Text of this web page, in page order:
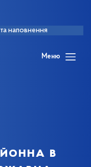
наповнення
Меню
в